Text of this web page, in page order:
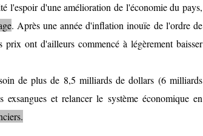
l'espoir d'une amélioration de l'économie du pays,
. Après une année d'inflation inouïe de l'ordre de
ont d'ailleurs commencé à légèrement baisser
de plus de 8,5 milliards de dollars (6 milliards
et relancer le système économique en